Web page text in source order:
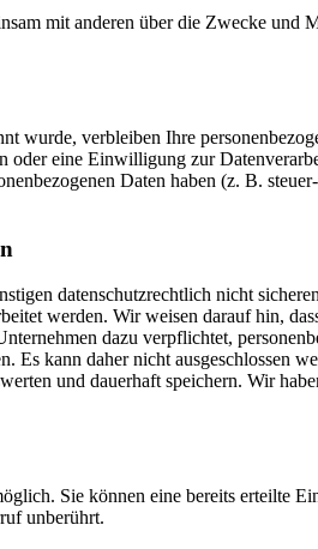
mit anderen über die Zwecke und
wurde, verbleiben Ihre
oder eine Einwilligung zur
Daten haben (z. B.
datenschutzrechtlich nicht
werden. Wir weisen darauf hin,
dazu verpflichtet,
Es kann daher nicht ausgeschlossen
und dauerhaft speichern. Wir
Sie können eine bereits erteilte
unberührt.